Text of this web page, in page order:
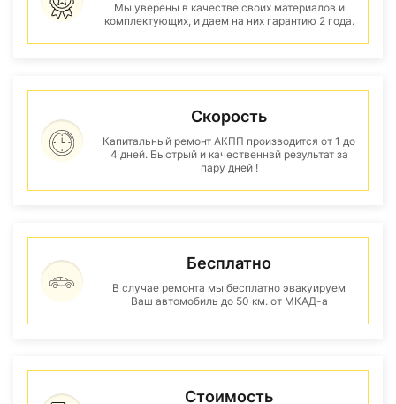
Мы уверены в качестве своих материалов и
комплектующих, и даем на них гарантию 2 года.
Скорость
Капитальный ремонт АКПП производится от 1 до
4 дней. Быстрый и качественнвй результат за
пару дней !
Бесплатно
В случае ремонта мы бесплатно эвакуируем
Ваш автомобиль до 50 км. от МКАД-а
Стоимость